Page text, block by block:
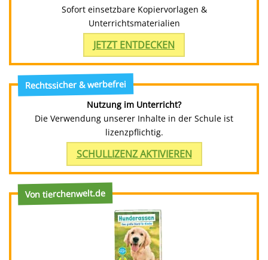
Sofort einsetzbare Kopiervorlagen &
Unterrichtsmaterialien
JETZT ENTDECKEN
Rechtssicher & werbefrei
Nutzung im Unterricht?
Die Verwendung unserer Inhalte in der Schule ist
lizenzpflichtig.
SCHULLIZENZ AKTIVIEREN
Von tierchenwelt.de